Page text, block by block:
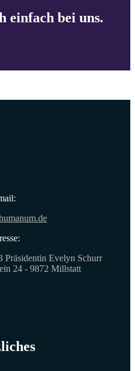
einfach bei uns.
Evelyn Schurr
24 - 9872 Millstatt